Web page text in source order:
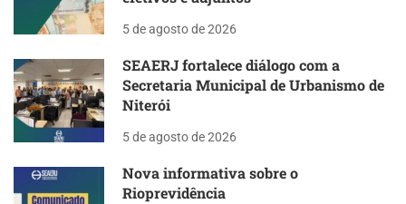
5 de agosto de 2026
SEAERJ fortalece diálogo com a
Secretaria Municipal de Urbanismo de
Niterói
5 de agosto de 2026
Nova informativa sobre o
Rioprevidência